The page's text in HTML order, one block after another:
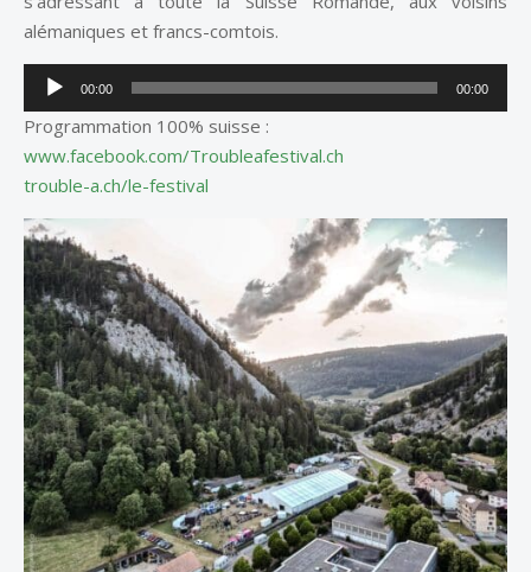
alémaniques et francs-comtois.
Lecteur
audio
00:00 00:00
Programmation 100% suisse :
www.facebook.com/Troubleafestival.ch
trouble-a.ch/le-festival